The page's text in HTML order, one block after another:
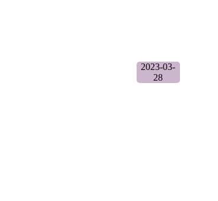
2023-03-
28